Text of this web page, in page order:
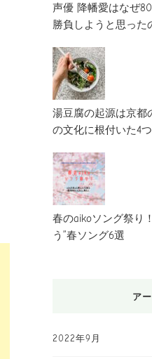
声優 降幡愛はなぜ
勝負しようと思った
湯豆腐の起源は京
の文化に根付いた4
春のaikoソング祭り
う”春ソング6選
ア
2022年9月